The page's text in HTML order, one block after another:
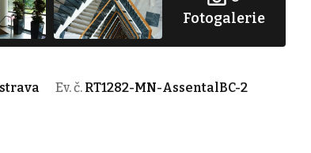
Fotogalerie
Ev. č. RT1282-MN-AssentalBC-2